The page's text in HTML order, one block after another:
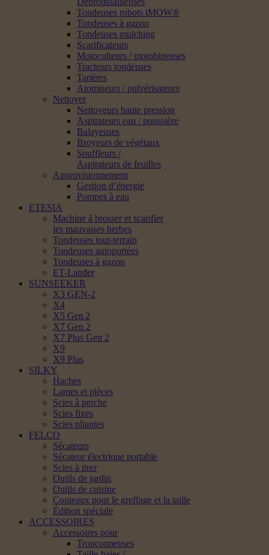
Tondeuses robots iMOW®
Tondeuses à gazon
Tondeuses mulching
Scarificateurs
Motoculteurs / motobineuses
Tracteurs tondeuses
Tarières
Atomiseurs / pulvérisateurs
Nettoyer
Nettoyeurs haute pression
Aspirateurs eau / poussière
Balayeuses
Broyeurs de végétaux
Souffleurs /
Aspirateurs de feuilles
Approvisionnement
Gestion d’énergie
Pompes à eau
ETESIA
Machine à brosser et scarifier
les mauvaises herbes
Tondeuses tout-terrain
Tondeuses autoportées
Tondeuses à gazon
ET-Lander
SUNSEEKER
X3 GEN-2
X4
X5 Gen 2
X7 Gen 2
X7 Plus Gen 2
X9
X9 Plus
SILKY
Haches
Lames et pièces
Scies à perche
Scies fixes
Scies pliantes
FELCO
Sécateurs
Sécateur électrique portable
Scies à tirer
Outils de jardin
Outils de cuisine
Couteaux pour le greffage et la taille
Édition spéciale
ACCESSOIRES
Accessoires pour
Tronçonneuses